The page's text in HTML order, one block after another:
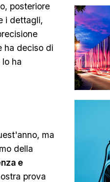
posteriore
i dettagli,
ha deciso di
ha
ma
della
e
prova